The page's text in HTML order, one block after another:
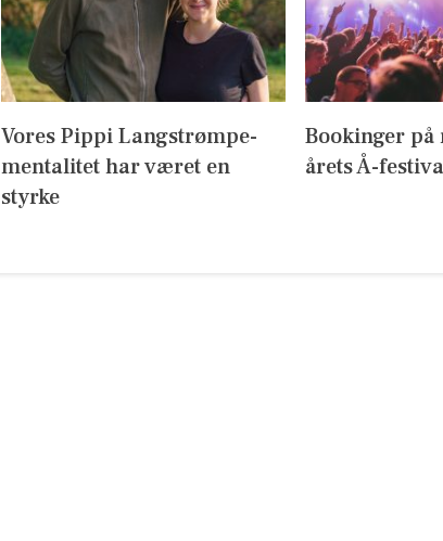
Vores Pippi Langstrømpe-
mentalitet har været en
styrke
Bookinger
årets Å-